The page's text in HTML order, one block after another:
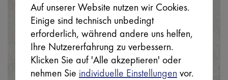
Auf unserer Website nutzen wir Cookies.
Einige sind technisch unbedingt
erforderlich, während andere uns helfen,
Ihre Nutzererfahrung zu verbessern.
Klicken Sie auf 'Alle akzeptieren' oder
nehmen Sie individuelle Einstellungen vor.